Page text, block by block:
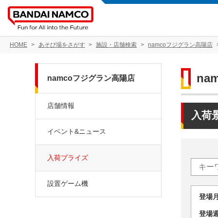
HOME あそび場をさがす 施設・店舗検索 namcoフジグラン高陽店
入荷
登
登
namcoフジグラン高陽店
店舗情報
イベント&ニュース
入荷プライズ
設置ゲーム機